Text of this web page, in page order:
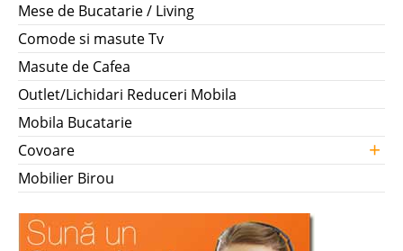
Mese de Bucatarie / Living
Comode si masute Tv
Masute de Cafea
Outlet/Lichidari Reduceri Mobila
Mobila Bucatarie
Covoare
+
Mobilier Birou